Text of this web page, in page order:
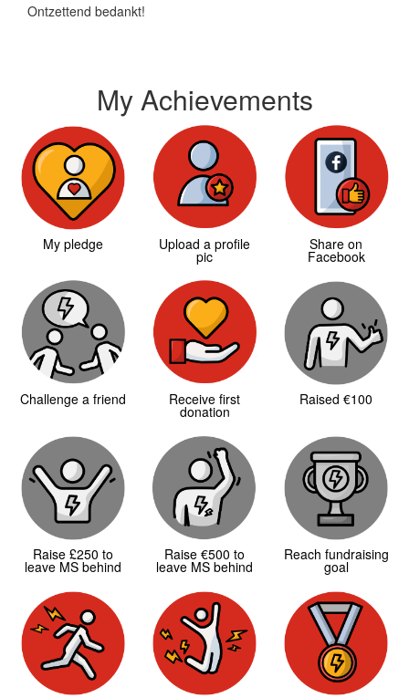
Ontzettend bedankt!
My Achievements
My pledge Upload a profile
pic
Share on
Facebook
Challenge a friend Receive first
donation
Raised €100
Raise £250 to
leave MS behind
Raise €500 to
leave MS behind
Reach fundraising
goal